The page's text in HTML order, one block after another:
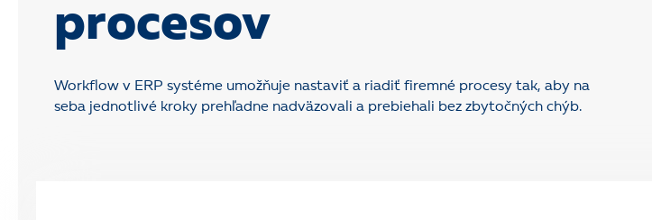
procesov
Workflow v ERP systéme umožňuje nastaviť a riadiť firemné procesy tak, aby na
seba jednotlivé kroky prehľadne nadväzovali a prebiehali bez zbytočných chýb.